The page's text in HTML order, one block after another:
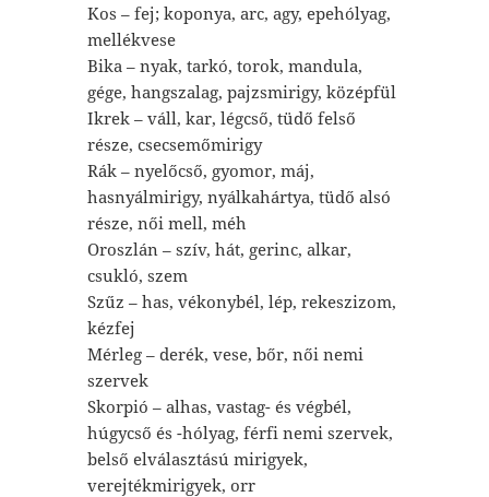
Kos – fej; koponya, arc, agy, epehólyag,
mellékvese
Bika – nyak, tarkó, torok, mandula,
gége, hangszalag, pajzsmirigy, középfül
Ikrek – váll, kar, légcső, tüdő felső
része, csecsemőmirigy
Rák – nyelőcső, gyomor, máj,
hasnyálmirigy, nyálkahártya, tüdő alsó
része, női mell, méh
Oroszlán – szív, hát, gerinc, alkar,
csukló, szem
Szűz – has, vékonybél, lép, rekeszizom,
kézfej
Mérleg – derék, vese, bőr, női nemi
szervek
Skorpió – alhas, vastag- és végbél,
húgycső és -hólyag, férfi nemi szervek,
belső elválasztású mirigyek,
verejtékmirigyek, orr